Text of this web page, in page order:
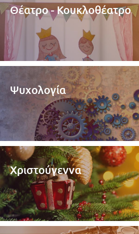
Θέατρο - Κουκλοθέατρο
Ψυχολογία
Χριστούγεννα